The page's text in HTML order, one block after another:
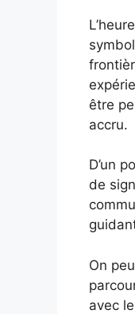
être
accru.
D’un
de
On
avec